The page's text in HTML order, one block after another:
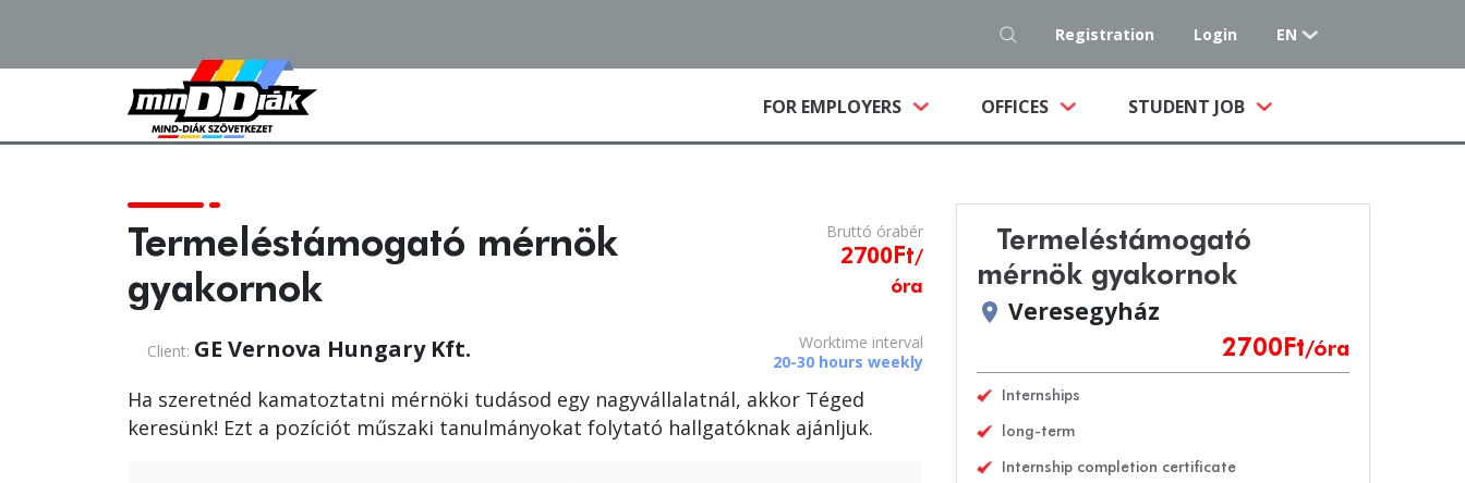
Registration Login EN
FOR EMPLOYERS (CURRENT)OFFICES STUDENT JOB
Termeléstámogató mérnök
gyakornok
Bruttó órabér
2700 Ft/
óra
Client: GE Vernova Hungary Kft.
Worktime interval
20-30 hours weekly
Ha szeretnéd kamatoztatni mérnöki tudásod egy nagyvállalatnál, akkor Téged
keresünk! Ezt a pozíciót műszaki tanulmányokat folytató hallgatóknak ajánljuk.
Termeléstámogató
mérnök gyakornok
location_on Veresegyház
2700 Ft/óra
Internships
long-term
Internship completion certificate